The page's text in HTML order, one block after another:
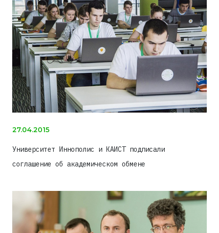
27.04.2015
Университет Иннополис и КАИСТ подписали
соглашение об академическом обмене